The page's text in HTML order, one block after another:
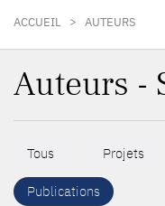
ACCUEIL > AUTEURS
Auteurs -
Tous Projets
Publications